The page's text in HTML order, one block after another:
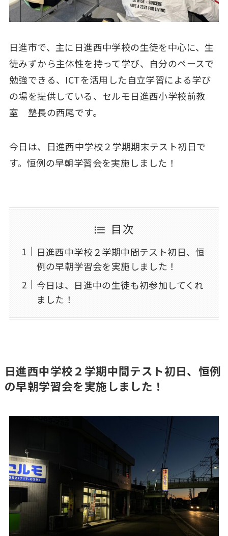
日進市で、主に日進西中学校の生徒を中心に、生
徒みずから主体性を持って学び、自分のペースで
勉強できる、ICTを活用した自立学習による学び
の場を提供している、セルモ日進西小学校前教
室 塾長の西尾です。
今日は、日進西中学校２学期期末テスト初日で
す。恒例の早朝学習会を実施しました！
目次
日進西中学校２学期中間テスト初日、恒
例の早朝学習会を実施しました！
今日は、日進中の生徒も初参加してくれ
ました！
日進西中学校２学期中間テスト初日、恒例
の早朝学習会を実施しました！